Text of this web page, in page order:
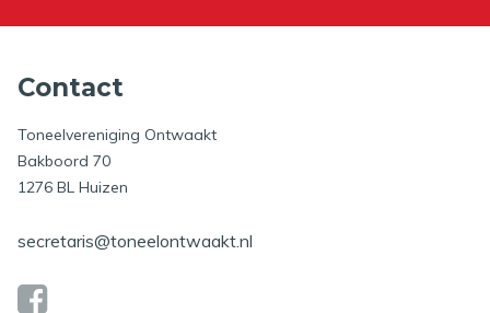
Contact
Toneelvereniging Ontwaakt
Bakboord 70
1276 BL Huizen
secretaris@toneelontwaakt.nl